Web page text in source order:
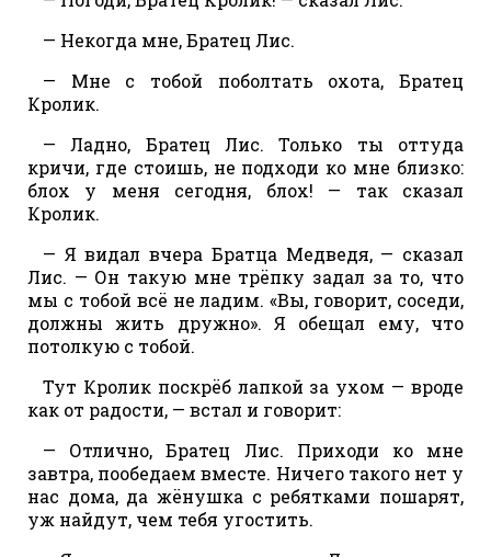
— Некогда мне, Братец Лис.
— Мне с тобой поболтать охота, Братец
Кролик.
— Ладно, Братец Лис. Только ты оттуда
кричи, где стоишь, не подходи ко мне близко:
блох у меня сегодня, блох! — так сказал
Кролик.
— Я видал вчера Братца Медведя, — сказал
Лис. — Он такую мне трёпку задал за то, что
мы с тобой всё не ладим. «Вы, говорит, соседи,
должны жить дружно». Я обещал ему, что
потолкую с тобой.
Тут Кролик поскрёб лапкой за ухом — вроде
как от радости, — встал и говорит:
— Отлично, Братец Лис. Приходи ко мне
завтра, пообедаем вместе. Ничего такого нет у
нас дома, да жёнушка с ребятками пошарят,
уж найдут, чем тебя угостить.